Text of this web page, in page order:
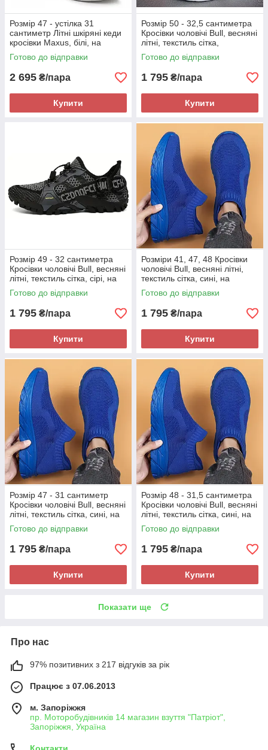
Розмір 47 - устілка 31
сантиметр Літні шкіряні кеди
кросівки Maxus, білі, на
підошві з піни, легкі та зручні
Готово до відправки
2 695 ₴/пара
Купити
Розмір 50 - 32,5 сантиметра
Кросівки чоловічі Bull, весняні
літні, текстиль сітка,
помаранчеві, на підошві з
піни, легкі і зручні
Готово до відправки
1 795 ₴/пара
Купити
Розмір 49 - 32 сантиметра
Кросівки чоловічі Bull, весняні
літні, текстиль сітка, сірі, на
підошві з піни, легкі і зручні
Готово до відправки
1 795 ₴/пара
Купити
Розміри 41, 47, 48 Кросівки
чоловічі Bull, весняні літні,
текстиль сітка, сині, на
підошві з піни, легкі і зручні
Готово до відправки
1 795 ₴/пара
Купити
Розмір 47 - 31 сантиметр
Кросівки чоловічі Bull, весняні
літні, текстиль сітка, сині, на
підошві з піни, легкі і зручні
Готово до відправки
1 795 ₴/пара
Купити
Розмір 48 - 31,5 сантиметра
Кросівки чоловічі Bull, весняні
літні, текстиль сітка, сині, на
підошві з піни, легкі і зручні
Готово до відправки
1 795 ₴/пара
Купити
Показати ще
Про нас
97% позитивних з 217 відгуків за рік
Працює з 07.06.2013
м. Запоріжжя
пр. Моторобудівників 14 магазин взуття "Патріот",
Запоріжжя, Україна